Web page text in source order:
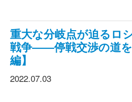
重大な分岐点が迫るロ
戦争――停戦交渉の道
編】
2022.07.03